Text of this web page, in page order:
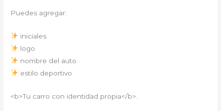
Puedes agregar:
iniciales
logo
nombre del auto
estilo deportivo
<b>Tu carro con identidad propia</b>.